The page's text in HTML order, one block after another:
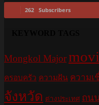
262 Subscribers
Mongkol Major
ครอบครัว ความฝัน ความเ
จังหวัด ต่างประเทศ ถน